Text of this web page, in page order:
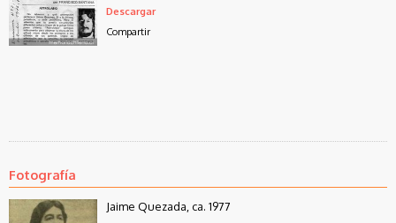
Descargar
Compartir
Fotografía
Jaime Quezada, ca. 1977